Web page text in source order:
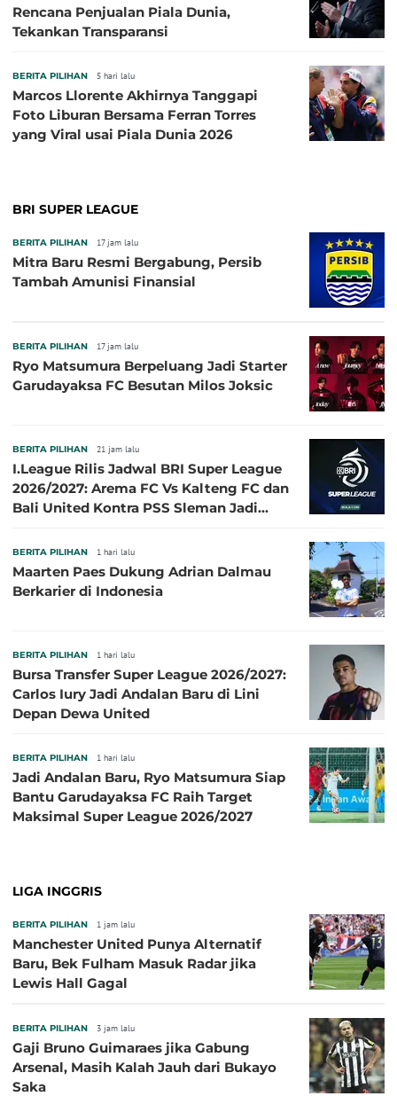
Rencana Penjualan Piala Dunia,
Tekankan Transparansi
BERITA PILIHAN 5 hari lalu
Marcos Llorente Akhirnya Tanggapi
Foto Liburan Bersama Ferran Torres
yang Viral usai Piala Dunia 2026
BRI SUPER LEAGUE
BERITA PILIHAN 17 jam lalu
Mitra Baru Resmi Bergabung, Persib
Tambah Amunisi Finansial
BERITA PILIHAN 17 jam lalu
Ryo Matsumura Berpeluang Jadi Starter
Garudayaksa FC Besutan Milos Joksic
BERITA PILIHAN 21 jam lalu
I.League Rilis Jadwal BRI Super League
2026/2027: Arema FC Vs Kalteng FC dan
Bali United Kontra PSS Sleman Jadi
BERITA PILIHAN 1 hari lalu
Maarten Paes Dukung Adrian Dalmau
Berkarier di Indonesia
BERITA PILIHAN 1 hari lalu
Bursa Transfer Super League 2026/2027:
Carlos Iury Jadi Andalan Baru di Lini
Depan Dewa United
BERITA PILIHAN 1 hari lalu
Jadi Andalan Baru, Ryo Matsumura Siap
Bantu Garudayaksa FC Raih Target
Maksimal Super League 2026/2027
LIGA INGGRIS
BERITA PILIHAN 1 jam lalu
Manchester United Punya Alternatif
Baru, Bek Fulham Masuk Radar jika
Lewis Hall Gagal
BERITA PILIHAN 3 jam lalu
Gaji Bruno Guimaraes jika Gabung
Arsenal, Masih Kalah Jauh dari Bukayo
Saka